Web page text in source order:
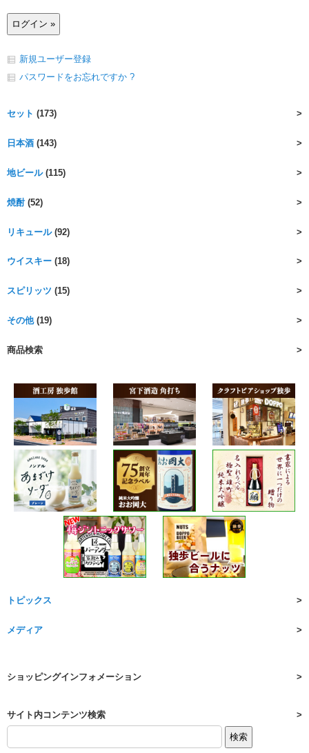
新規ユーザー登録
パスワードをお忘れですか ?
セット (173)
日本酒 (143)
地ビール(115)
焼酎(52)
リキュール(92)
ウイスキー (18)
スピリッツ (15)
その他(19)
商品検索
トピックス
メディア
ショッピングインフォメーション
サイト内コンテンツ検索